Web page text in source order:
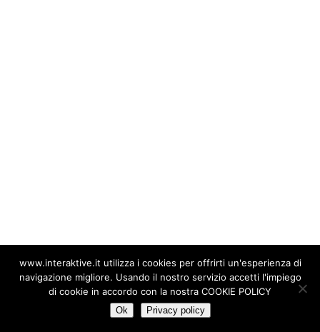
www.interaktive.it utilizza i cookies per offrirti un'esperienza di
navigazione migliore. Usando il nostro servizio accetti l'impiego
di cookie in accordo con la nostra COOKIE POLICY
Ok Privacy policy